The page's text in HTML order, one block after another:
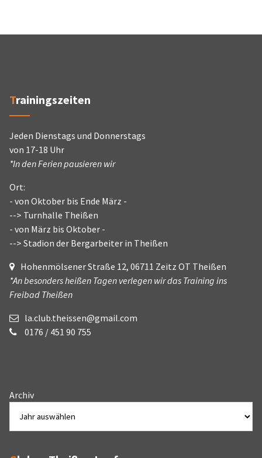
Trainingszeiten
Jeden Dienstags und Donnerstags
von 17-18 Uhr
*In den Ferien pausieren wir
Ort:
- von Oktober bis Ende März -
--> Turnhalle Theißen
- von März bis Oktober -
--> Stadion der Bergarbeiter in Theißen
Hohenmölsener Straße 12, 06711 Zeitz OT Theißen
*An besonders heißen Tagen verlegen wir das Training ins
Freibad Theißen
la.club.theissen@gmail.com
0176 / 451 90 755
Archiv